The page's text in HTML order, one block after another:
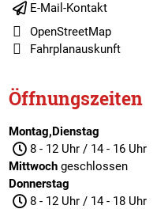
E-Mail-Kontakt
OpenStreetMap
Fahrplanauskunft
Öffnungszeiten
Montag,Dienstag
8 - 12 Uhr / 14 - 16 Uhr
Mittwochgeschlossen
Donnerstag
8 - 12 Uhr / 14 - 18 Uhr